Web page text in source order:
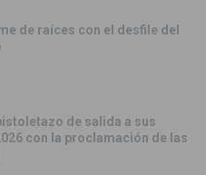
de raíces con el desfile del
de salida a sus
con la proclamación de las